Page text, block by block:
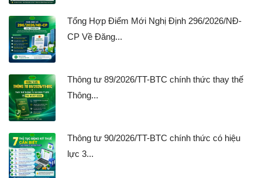
Tổng Hợp Điểm Mới Nghị Định 296/2026/NĐ-
CP Về Đăng...
Thông tư 89/2026/TT-BTC chính thức thay thế
Thông...
Thông tư 90/2026/TT-BTC chính thức có hiệu
lực 3...